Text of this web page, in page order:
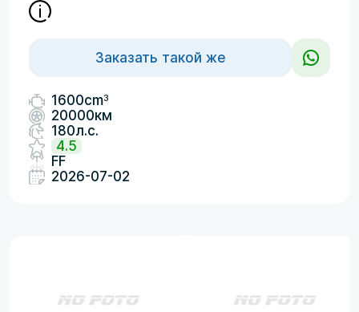
Заказать такой же
1600cm3
20000км
180л.с.
4.5
FF
2026-07-02